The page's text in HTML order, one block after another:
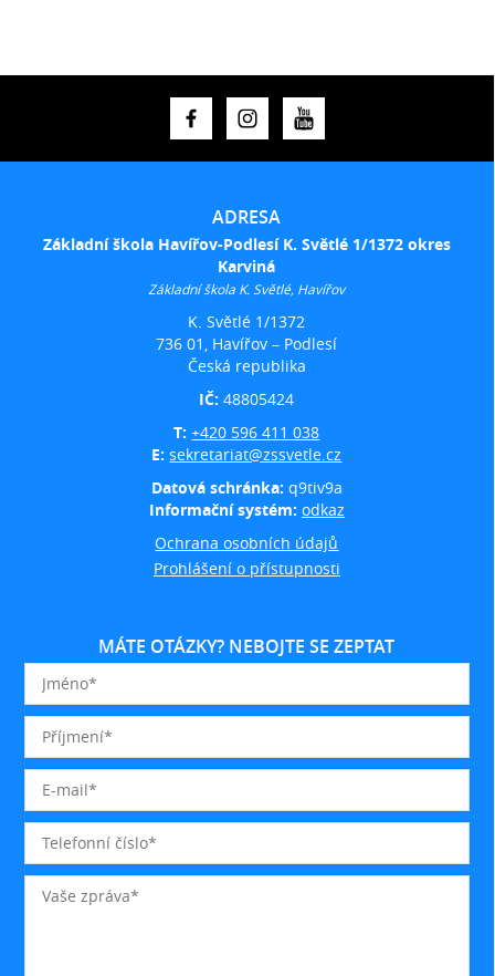
ADRESA
Základní škola Havířov-Podlesí K. Světlé 1/1372 okres
Karviná
Základní škola K. Světlé, Havířov
K. Světlé 1/1372
736 01, Havířov – Podlesí
Česká republika
IČ:48805424
T:+420 596 411 038
E:sekretariat@zssvetle.cz
Datová schránka: q9tiv9a
Informační systém: odkaz
Ochrana osobních údajů
Prohlášení o přístupnosti
MÁTE OTÁZKY? NEBOJTE SE ZEPTAT